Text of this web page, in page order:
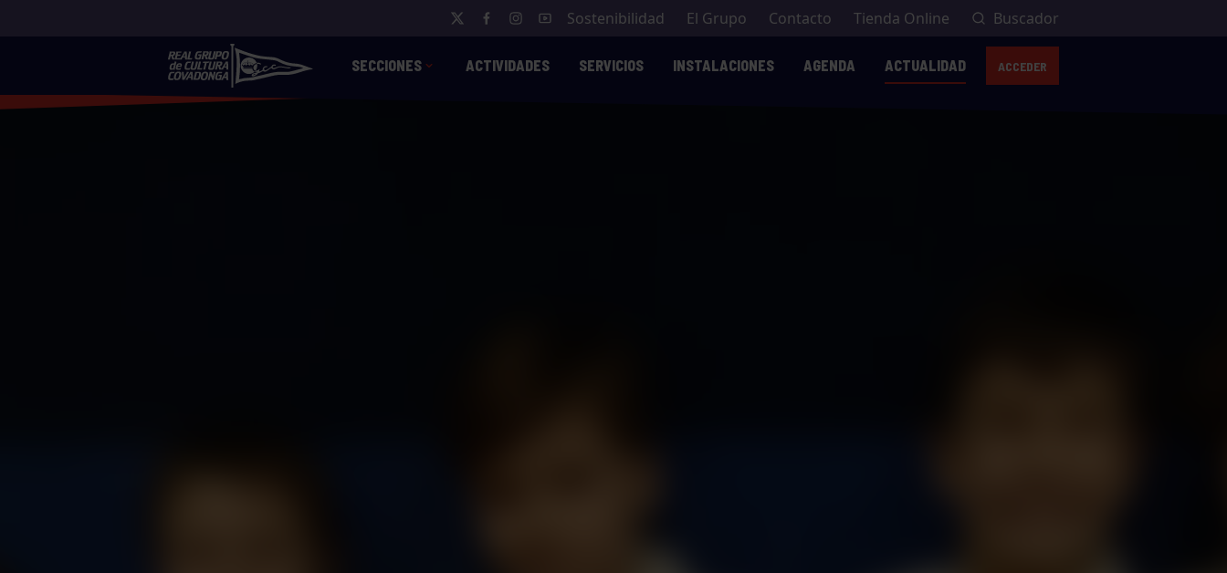
Sostenibilidad El Grupo Contacto Tienda Online Buscador
SECCIONES ACTIVIDADES SERVICIOS INSTALACIONES AGENDA ACTUALIDAD ACCEDER